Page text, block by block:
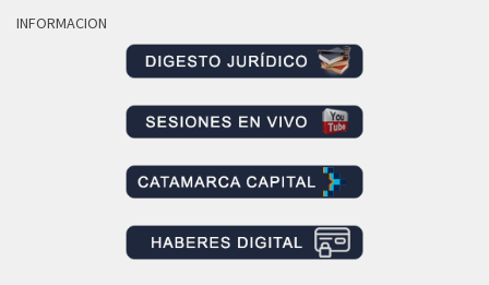
INFORMACION